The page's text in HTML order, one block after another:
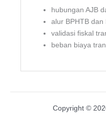
hubungan AJB
alur BPHTB dan
validasi fiskal
beban biaya
Copyright ©